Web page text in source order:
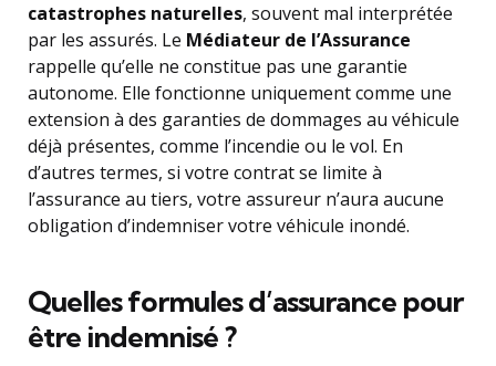
catastrophes naturelles, souvent mal interprétée
par les assurés. Le Médiateur de l’Assurance
rappelle qu’elle ne constitue pas une garantie
autonome. Elle fonctionne uniquement comme une
extension à des garanties de dommages au véhicule
déjà présentes, comme l’incendie ou le vol. En
d’autres termes, si votre contrat se limite à
l’assurance au tiers, votre assureur n’aura aucune
obligation d’indemniser votre véhicule inondé.
Quelles formules d’assurance pour
être indemnisé ?